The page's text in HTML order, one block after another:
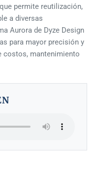
permite reutilización,
a diversas
Aurora de Dyze Design
para mayor precisión y
costos, mantenimiento